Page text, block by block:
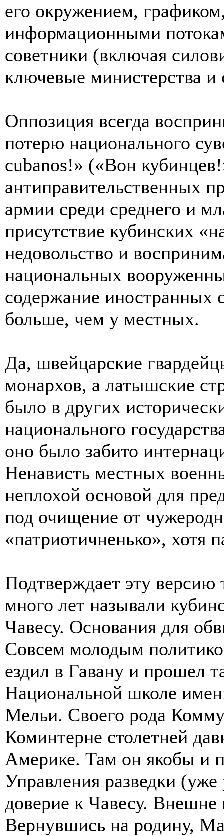
его окружением,
информационными
советники (включая
ключевые министерства
Оппозиция всегда
потерю национального
cubanos!» («Вон
антиправительственных
армии среди среднего и
присутствие кубинских
недовольство и
национальных
содержание иностранных
больше, чем у местных.
Да, швейцарские
монархов, а латышские
было в других
национального
оно было забито
Ненависть местных
неплохой основой для
под очищение от
«патриотичненько», хотя
Подтверждает эту
много лет называли
Чавесу. Основания для
Совсем молодым
ездил в Гавану и прошел
Национальной школе
Мельи. Своего рода
Коминтерне столетней
Америке. Там он якобы и
Управления разведки
доверие к Чавесу. Внешне
Вернувшись на родину,